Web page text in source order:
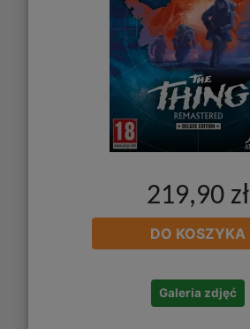
219,90 zł
DO KOSZYKA
Galeria zdjęć